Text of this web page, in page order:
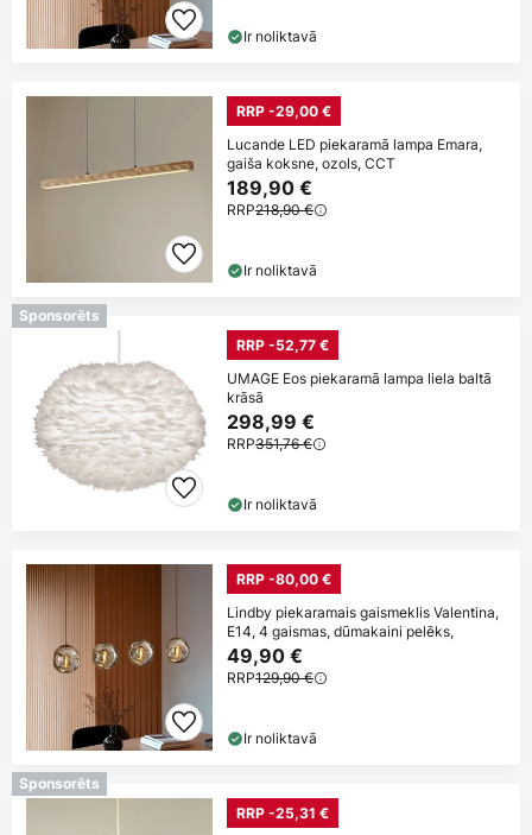
Ir noliktavā
RRP -29,00 €
Lucande LED piekaramā lampa Emara,
gaiša koksne, ozols, CCT
189,90 €
RRP218,90 €
Ir noliktavā
Sponsorēts
RRP -52,77 €
UMAGE Eos piekaramā lampa liela baltā
krāsā
298,99 €
RRP351,76 €
Ir noliktavā
RRP -80,00 €
Lindby piekaramais gaismeklis Valentina,
E14, 4 gaismas, dūmakaini pelēks,
49,90 €
RRP129,90 €
Ir noliktavā
Sponsorēts
RRP -25,31 €